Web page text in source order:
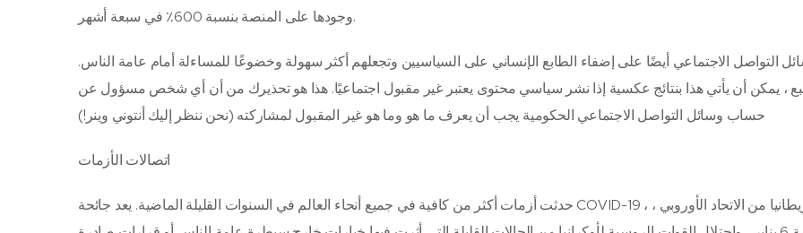
وجودها على المنصة بنسبة 600٪ في سبعة أشهر.
التواصل الاجتماعي أيضًا على إضفاء الطابع الإنساني على السياسيين وتجعلهم أكثر سهولة وخضوعًا للمساءلة أمام عامة الناس.
، يمكن أن يأتي هذا بنتائج عكسية إذا نشر سياسي محتوى يعتبر غير مقبول اجتماعيًا. هذا هو تحذيرك من أن أي شخص مسؤول عن
حساب وسائل التواصل الاجتماعي الحكومية يجب أن يعرف ما هو وما هو غير المقبول لمشاركته (نحن ننظر إليك أنتوني وينر!)
اتصالات الأزمات
حدثت أزمات أكثر من كافية في جميع أنحاء العالم في السنوات القليلة الماضية. يعد جائحة COVID-19 ، وخروج بريطانيا من الاتحاد الأوروبي ،